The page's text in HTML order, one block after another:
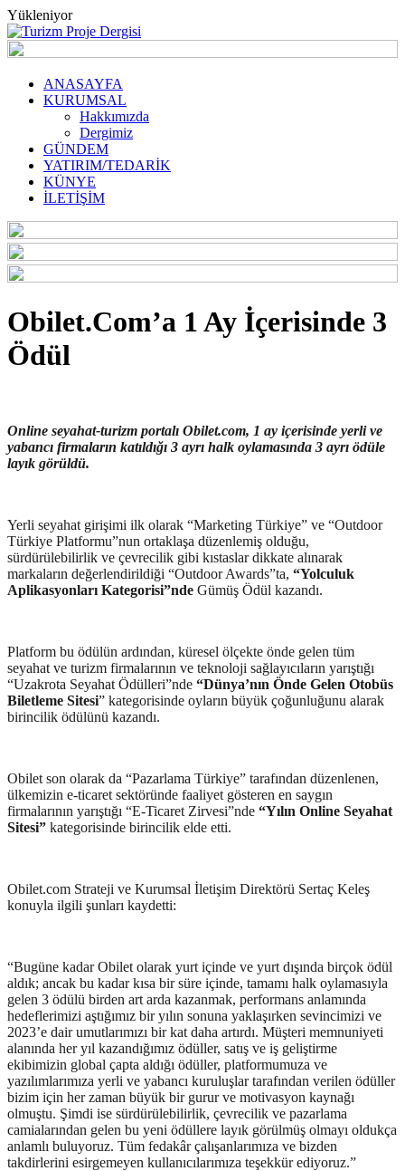
Yükleniyor
ANASAYFA
KURUMSAL
Hakkımızda
Dergimiz
GÜNDEM
YATIRIM/TEDARİK
KÜNYE
İLETİŞİM
Obilet.Com’a 1 Ay İçerisinde 3
Ödül
Online seyahat-turizm portalı Obilet.com, 1 ay içerisinde yerli ve
yabancı firmaların katıldığı 3 ayrı halk oylamasında 3 ayrı ödüle
layık görüldü.
Yerli seyahat girişimi ilk olarak “Marketing Türkiye” ve “Outdoor
Türkiye Platformu”nun ortaklaşa düzenlemiş olduğu,
sürdürülebilirlik ve çevrecilik gibi kıstaslar dikkate alınarak
markaların değerlendirildiği “Outdoor Awards”ta, “Yolculuk
Aplikasyonları Kategorisi”nde Gümüş Ödül kazandı.
Platform bu ödülün ardından, küresel ölçekte önde gelen tüm
seyahat ve turizm firmalarının ve teknoloji sağlayıcıların yarıştığı
“Uzakrota Seyahat Ödülleri”nde “Dünya’nın Önde Gelen Otobüs
Biletleme Sitesi” kategorisinde oyların büyük çoğunluğunu alarak
birincilik ödülünü kazandı.
Obilet son olarak da “Pazarlama Türkiye” tarafından düzenlenen,
ülkemizin e-ticaret sektöründe faaliyet gösteren en saygın
firmalarının yarıştığı “E-Ticaret Zirvesi”nde “Yılın Online Seyahat
Sitesi” kategorisinde birincilik elde etti.
Obilet.com Strateji ve Kurumsal İletişim Direktörü Sertaç Keleş
konuyla ilgili şunları kaydetti:
“Bugüne kadar Obilet olarak yurt içinde ve yurt dışında birçok ödül
aldık; ancak bu kadar kısa bir süre içinde, tamamı halk oylamasıyla
gelen 3 ödülü birden art arda kazanmak, performans anlamında
hedeflerimizi aştığımız bir yılın sonuna yaklaşırken sevincimizi ve
2023’e dair umutlarımızı bir kat daha artırdı. Müşteri memnuniyeti
alanında her yıl kazandığımız ödüller, satış ve iş geliştirme
ekibimizin global çapta aldığı ödüller, platformumuza ve
yazılımlarımıza yerli ve yabancı kuruluşlar tarafından verilen ödüller
bizim için her zaman büyük bir gurur ve motivasyon kaynağı
olmuştu. Şimdi ise sürdürülebilirlik, çevrecilik ve pazarlama
camialarından gelen bu yeni ödüllere layık görülmüş olmayı oldukça
anlamlı buluyoruz. Tüm fedakâr çalışanlarımıza ve bizden
takdirlerini esirgemeyen kullanıcılarımıza teşekkür ediyoruz.”